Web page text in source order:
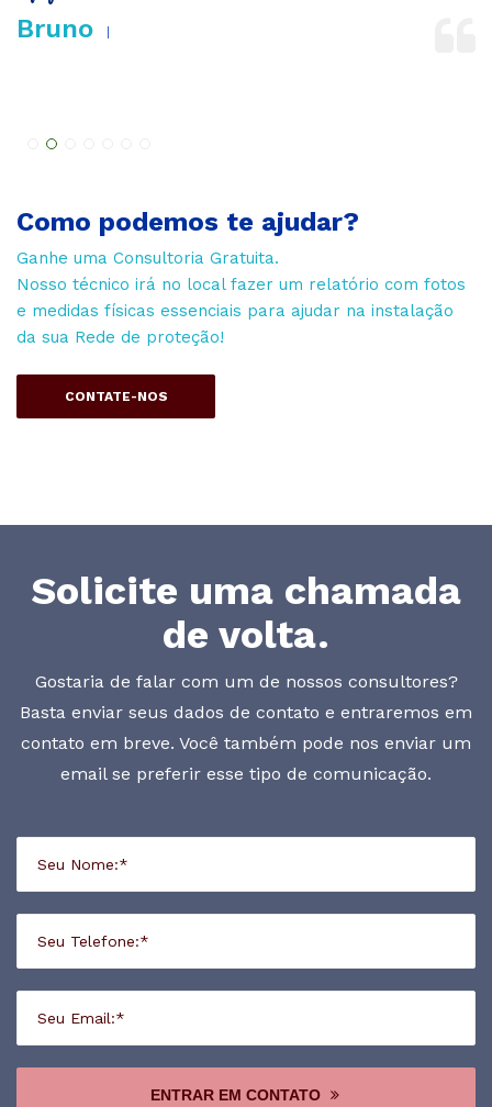
Bruno
Como podemos te ajudar?
Ganhe uma Consultoria Gratuita.
Nosso técnico irá no local fazer um relatório com fotos
e medidas físicas essenciais para ajudar na instalação
da sua Rede de proteção!
CONTATE-NOS
Solicite uma chamada
de volta.
Gostaria de falar com um de nossos consultores?
Basta enviar seus dados de contato e entraremos em
contato em breve. Você também pode nos enviar um
email se preferir esse tipo de comunicação.
ENTRAR EM CONTATO